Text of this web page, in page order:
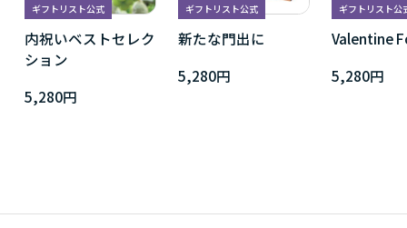
ギフトリスト公式
内祝いベストセレク
ション
5,280円
ギフトリスト公式
新たな門出に
5,280円
ギフトリスト公
Valentine
5,280円